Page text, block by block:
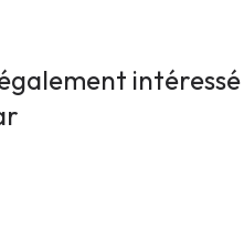
intéressé